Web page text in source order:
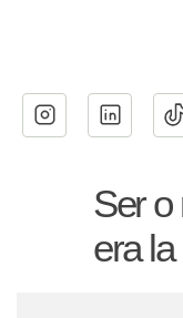
Ser o
era